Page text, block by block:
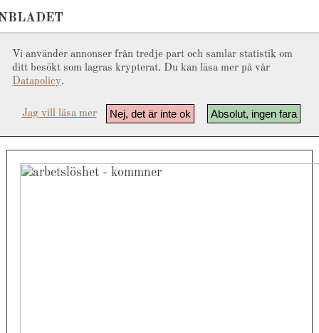
Vi använder annonser från tredje part och samlar statistik om
ditt besökt som lagras krypterat. Du kan läsa mer på vår
Datapolicy.
Absolut, ingen fara
Nej, det är inte ok
Jag vill läsa mer